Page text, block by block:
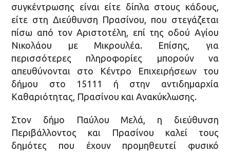
συγκέντρωσης είναι είτε δίπλα στους κάδους,
είτε στη Διεύθυνση Πρασίνου, που στεγάζεται
πίσω από τον Αριστοτέλη, επί της οδού Αγίου
Νικολάου με Μικρουλέα. Επίσης, για
περισσότερες πληροφορίες μπορούν να
απευθύνονται στο Κέντρο Επιχειρήσεων του
δήμου στο 15111 ή στην αντιδημαρχία
Καθαριότητας, Πρασίνου και Ανακύκλωσης.
Στον δήμο Παύλου Μελά, η διεύθυνση
Περιβάλλοντος και Πρασίνου καλεί τους
δημότες που έχουν προμηθευτεί φυσικό